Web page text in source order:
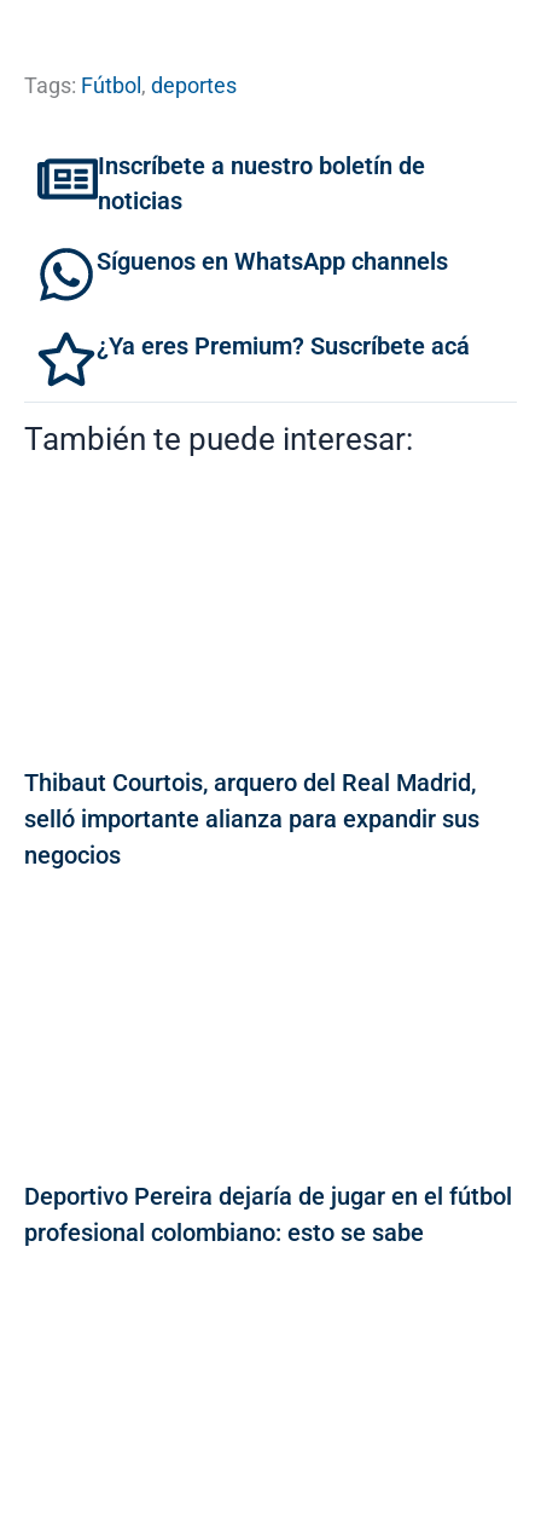
Tags: Fútbol , deportes
Inscríbete a nuestro boletín de
noticias
Síguenos en WhatsApp channels
¿Ya eres Premium? Suscríbete acá
También te puede interesar:
Thibaut Courtois, arquero del Real Madrid,
selló importante alianza para expandir sus
negocios
Deportivo Pereira dejaría de jugar en el fútbol
profesional colombiano: esto se sabe